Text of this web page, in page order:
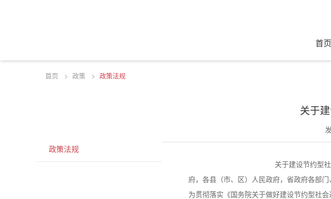
首页
首页 > 政策 > 政策法规
政策法规
关于
关于建设节约型
府，各县（市、区）人民政府，省政府各部门
为贯彻落实《国务院关于做好建设节约型社